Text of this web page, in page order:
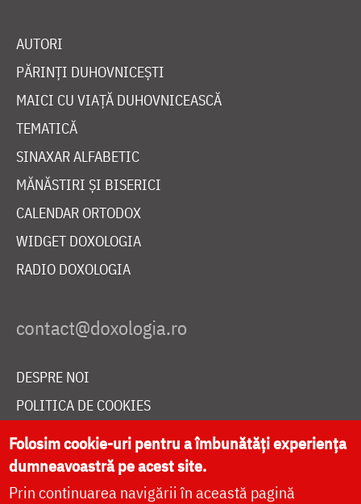
AUTORI
PĂRINȚI DUHOVNICEȘTI
MAICI CU VIAȚĂ DUHOVNICEASCĂ
TEMATICĂ
SINAXAR ALFABETIC
MĂNĂSTIRI ȘI BISERICI
CALENDAR ORTODOX
WIDGET DOXOLOGIA
RADIO DOXOLOGIA
DESPRE NOI
POLITICA DE COOKIES
DONEAZĂ ONLINE PENTRU CATEDRALA NAȚIONALĂ
LIVE
Folosim cookie-uri pentru a îmbunătăți experiența
dumneavoastră pe acest site.
Prin continuarea navigării în această pagină